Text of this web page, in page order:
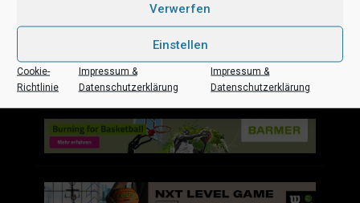
Verwerfen
Einstellen
Cookie-
Richtlinie
Impressum &
Datenschutzerklärung
Impressum &
Datenschutzerklärung
Impressum Datenschutz Kontakt Sponsoren